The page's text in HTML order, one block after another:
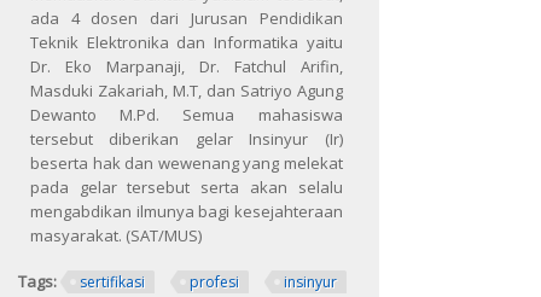
ada 4 dosen dari Jurusan Pendidikan
Teknik Elektronika dan Informatika yaitu
Dr. Eko Marpanaji, Dr. Fatchul Arifin,
Masduki Zakariah, M.T, dan Satriyo Agung
Dewanto M.Pd. Semua mahasiswa
tersebut diberikan gelar Insinyur (Ir)
beserta hak dan wewenang yang melekat
pada gelar tersebut serta akan selalu
mengabdikan ilmunya bagi kesejahteraan
masyarakat. (SAT/MUS)
Tags: sertifikasi profesi
insinyur